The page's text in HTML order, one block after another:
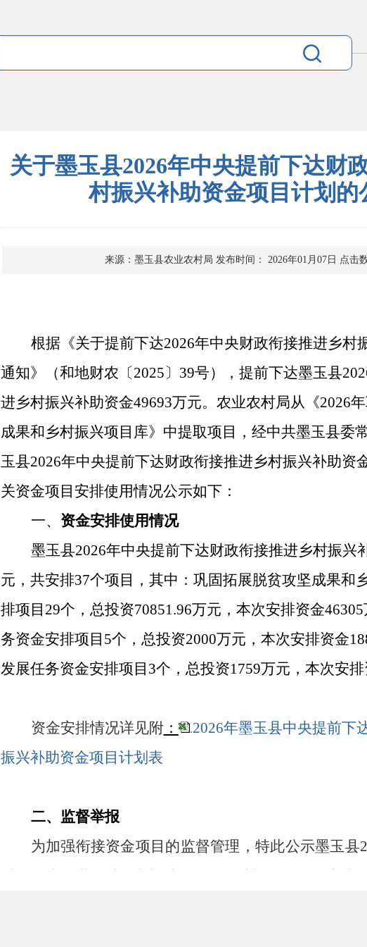
关于墨玉县2026年中央提前下达财
村振兴补助资金项目计划的
来源：墨玉县农业农村局 发布时间： 2026年01月07日 点击
根据《关于提前下达2026年中央财政衔接推进乡村
通知》（和地财农〔2025〕39号），提前下达墨玉县
进乡村振兴补助资金49693万元。 农业农村局从《2026
成果和乡村振兴项目库》中提取项目 ， 经中共墨玉县委
玉县2026年中央提前下达财政衔接推进乡村振兴补助资
关资金项目安排使用情况公示如下：
一、 资金安排使用情况
墨玉县2026年中央提前下达财政衔接推进乡村振兴
元 ，共安排37个项目， 其中：巩固拓展脱贫攻坚成果和
排项目 29个，总投资70851.96万元，本次安排资金
务资金安排项目5个，总投资2000万元，本次安排资金
发展任务资金安排项目3个，总投资1759万元，本次安排
资金安排情况详见附： .2026年墨玉县中央提前下
振兴补助资金项目计划表
二、监督举报
为加强衔接资金项目的监督管理，特此公示墨玉县